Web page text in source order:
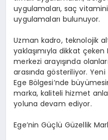
uygulamaları, saç
uygulamaları bulunuyor.
Uzman kadro, teknolojik
yaklaşımıyla dikkat çeken
merkezi arayışında
arasında gösteriliyor. Yeni
Ege Bölgesi’nde
marka, kaliteli hizmet
yoluna devam ediyor.
Ege’nin Güçlü Güzellik